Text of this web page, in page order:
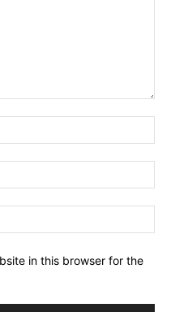
in this browser for the